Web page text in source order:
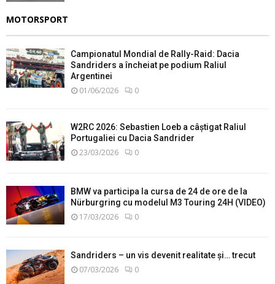
MOTORSPORT
Campionatul Mondial de Rally-Raid: Dacia
Sandriders a încheiat pe podium Raliul
Argentinei
01/06/2026 0
W2RC 2026: Sebastien Loeb a câștigat Raliul
Portugaliei cu Dacia Sandrider
23/03/2026 0
BMW va participa la cursa de 24 de ore de la
Nürburgring cu modelul M3 Touring 24H (VIDEO)
17/03/2026 0
Sandriders – un vis devenit realitate și… trecut
07/03/2026 0